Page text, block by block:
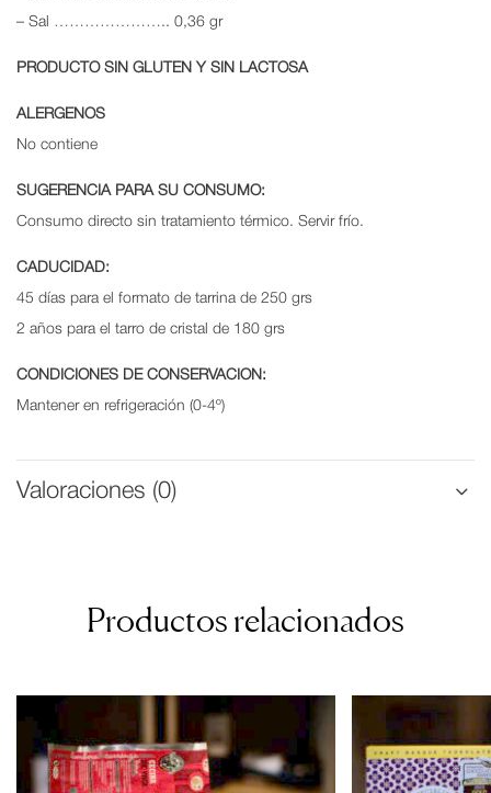
– Sal ………………….. 0,36 gr
PRODUCTO SIN GLUTEN Y SIN LACTOSA
ALERGENOS
No contiene
SUGERENCIA PARA SU CONSUMO:
Consumo directo sin tratamiento térmico. Servir frío.
CADUCIDAD:
45 días para el formato de tarrina de 250 grs
2 años para el tarro de cristal de 180 grs
CONDICIONES DE CONSERVACION:
Mantener en refrigeración (0-4º)
Valoraciones (0)
Productos relacionados